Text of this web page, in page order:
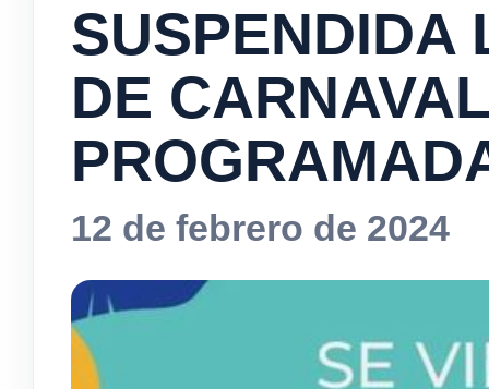
SUSPENDIDA
DE CARNAVAL
12 de febrero de 2024